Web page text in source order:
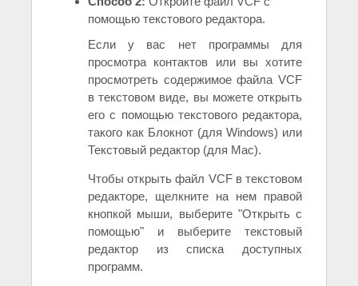
помощью текстового редактора.
Если у вас нет программы для
просмотра контактов или вы хотите
просмотреть содержимое файла VCF
в текстовом виде, вы можете открыть
его с помощью текстового редактора,
такого как Блокнот (для Windows) или
Текстовый редактор (для Mac).
Чтобы открыть файл VCF в текстовом
редакторе, щелкните на нем правой
кнопкой мыши, выберите "Открыть с
помощью" и выберите текстовый
редактор из списка доступных
программ.